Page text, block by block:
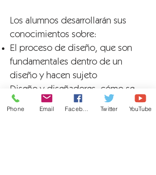
Los alumnos desarrollarán sus
conocimientos sobre:
El proceso de diseño, que son
fundamentales dentro de un
diseño y hacen sujeto
Diseño y diseñadores, cómo se
inspiran y cómo se pueden
Phone Email Twitter YouTube